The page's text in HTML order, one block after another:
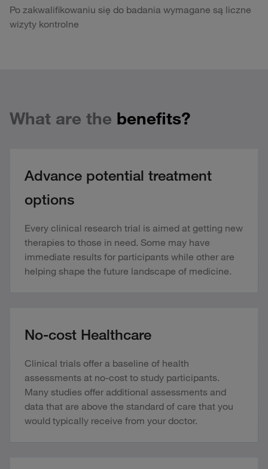
Po zakwalifikowaniu się do badania wymagane są liczne
wizyty kontrolne
What are the benefits?
Advance potential treatment
options
Every clinical research trial is aimed at getting new
therapies to those in need. Some may have
immediate results for participants while other are
helping shape the future landscape of medicine.
No-cost Healthcare
Clinical trials offer a baseline of health
assessments at no-cost to study participants.
Many studies offer additional assessments and
data that are above the standard of care that you
would typically receive from your doctor.